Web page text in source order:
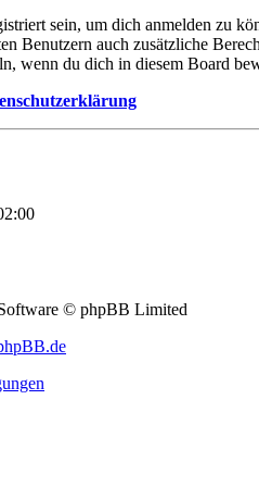
sein, um dich anmelden zu
Benutzern auch zusätzliche
wenn du dich in diesem Board
© phpBB Limited